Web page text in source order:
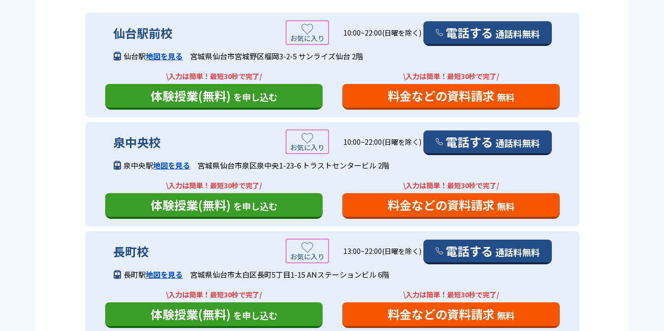
仙台駅前校 10:00~22:00(日曜を除く) 電話する 通話料無料
仙台駅地図を見る 宮城県仙台市宮城野区榴岡3-2-5 サンライズ仙台 2階
\入力は簡単！最短30秒で完了/
体験授業(無料) を申し込む
\入力は簡単！最短30秒で完了/
料金などの資料請求 無料
泉中央校 10:00~22:00(日曜を除く) 電話する 通話料無料
泉中央駅地図を見る 宮城県仙台市泉区泉中央1-23-6 トラストセンタービル 2階
\入力は簡単！最短30秒で完了/
体験授業(無料) を申し込む
\入力は簡単！最短30秒で完了/
料金などの資料請求 無料
長町校 13:00~22:00(日曜を除く) 電話する 通話料無料
長町駅地図を見る 宮城県仙台市太白区長町5丁目1-15 ANステーションビル 6階
\入力は簡単！最短30秒で完了/
体験授業(無料) を申し込む
\入力は簡単！最短30秒で完了/
料金などの資料請求 無料